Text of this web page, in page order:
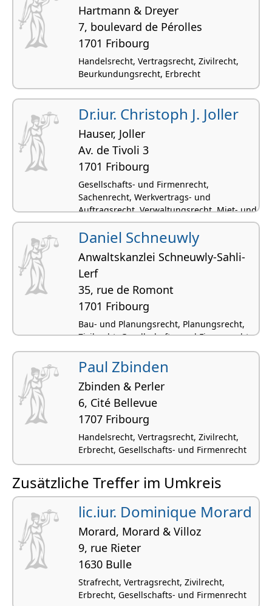
Hartmann & Dreyer
7, boulevard de Pérolles
1701 Fribourg
Handelsrecht, Vertragsrecht, Zivilrecht,
Beurkundungsrecht, Erbrecht
Dr.iur. Christoph J. Joller
Hauser, Joller
Av. de Tivoli 3
1701 Fribourg
Gesellschafts- und Firmenrecht,
Sachenrecht, Werkvertrags- und
Auftragsrecht, Verwaltungsrecht, Miet- und
Pachtrecht
Daniel Schneuwly
Anwaltskanzlei Schneuwly-Sahli-
Lerf
35, rue de Romont
1701 Fribourg
Bau- und Planungsrecht, Planungsrecht,
Zivilrecht, Gesellschafts- und Firmenrecht,
Werkvertrags- und Auftragsrecht
Paul Zbinden
Zbinden & Perler
6, Cité Bellevue
1707 Fribourg
Handelsrecht, Vertragsrecht, Zivilrecht,
Erbrecht, Gesellschafts- und Firmenrecht
Zusätzliche Treffer im Umkreis
lic.iur. Dominique Morard
Morard, Morard & Villoz
9, rue Rieter
1630 Bulle
Strafrecht, Vertragsrecht, Zivilrecht,
Erbrecht, Gesellschafts- und Firmenrecht